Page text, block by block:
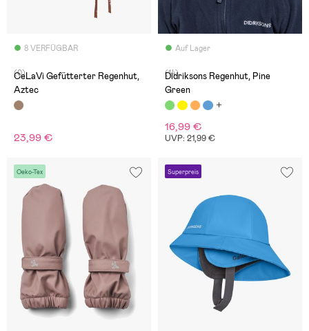
8 VERFÜGBAR
(0)
CeLaVi Gefütterter Regenhut,
Aztec
23,99 €
Auf Lager
(14)
Didriksons Regenhut, Pine
Green
16,99 €
UVP: 21,99 €
Oeko-Tex Superpreis